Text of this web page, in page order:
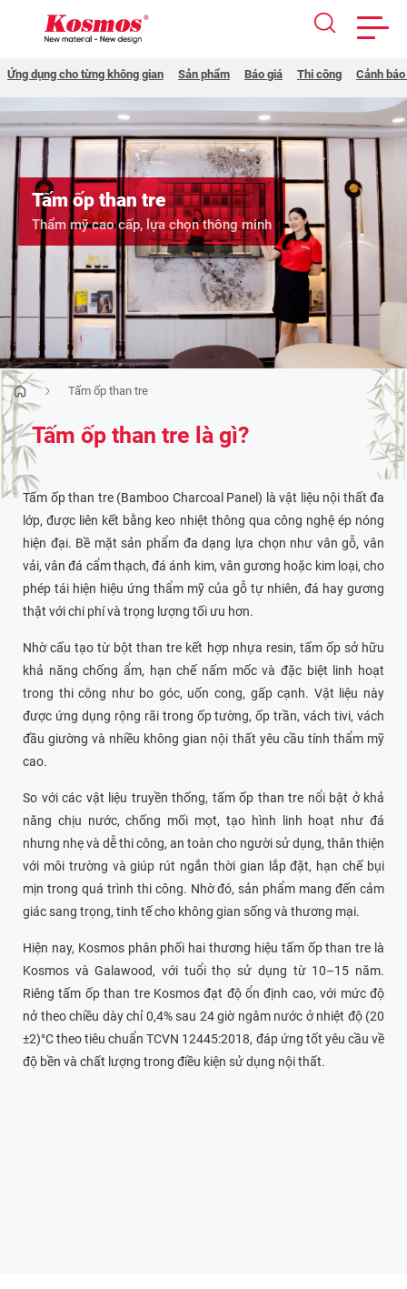
Skip
to
content
Ứng dụng cho từng không gian Sản phẩm Báo giá Thi công Cảnh
Tấm ốp than tre
Thẩm mỹ cao cấp, lựa chọn thông minh
Tấm ốp than tre
Tấm ốp than tre là gì?
Tấm ốp than tre (Bamboo Charcoal Panel) là vật liệu nội thất đa
lớp, được liên kết bằng keo nhiệt thông qua công nghệ ép nóng
hiện đại. Bề mặt sản phẩm đa dạng lựa chọn như vân gỗ, vân
vải, vân đá cẩm thạch, đá ánh kim, vân gương hoặc kim loại, cho
phép tái hiện hiệu ứng thẩm mỹ của gỗ tự nhiên, đá hay gương
thật với chi phí và trọng lượng tối ưu hơn.
Nhờ cấu tạo từ bột than tre kết hợp nhựa resin, tấm ốp sở hữu
khả năng chống ẩm, hạn chế nấm mốc và đặc biệt linh hoạt
trong thi công như bo góc, uốn cong, gấp cạnh. Vật liệu này
được ứng dụng rộng rãi trong ốp tường, ốp trần, vách tivi, vách
đầu giường và nhiều không gian nội thất yêu cầu tính thẩm mỹ
cao.
So với các vật liệu truyền thống, tấm ốp than tre nổi bật ở khả
năng chịu nước, chống mối mọt, tạo hình linh hoạt như đá
nhưng nhẹ và dễ thi công, an toàn cho người sử dụng, thân thiện
với môi trường và giúp rút ngắn thời gian lắp đặt, hạn chế bụi
mịn trong quá trình thi công. Nhờ đó, sản phẩm mang đến cảm
giác sang trọng, tinh tế cho không gian sống và thương mại.
Hiện nay, Kosmos phân phối hai thương hiệu tấm ốp than tre là
Kosmos và Galawood, với tuổi thọ sử dụng từ 10–15 năm.
Riêng tấm ốp than tre Kosmos đạt độ ổn định cao, với mức độ
nở theo chiều dày chỉ 0,4% sau 24 giờ ngâm nước ở nhiệt độ (20
±2)°C theo tiêu chuẩn TCVN 12445:2018, đáp ứng tốt yêu cầu về
độ bền và chất lượng trong điều kiện sử dụng nội thất.